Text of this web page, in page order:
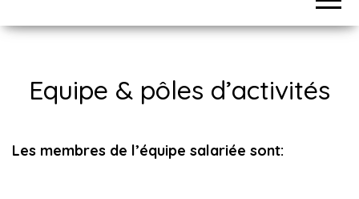
Equipe & pôles d’activités
Les membres de l’équipe salariée sont: